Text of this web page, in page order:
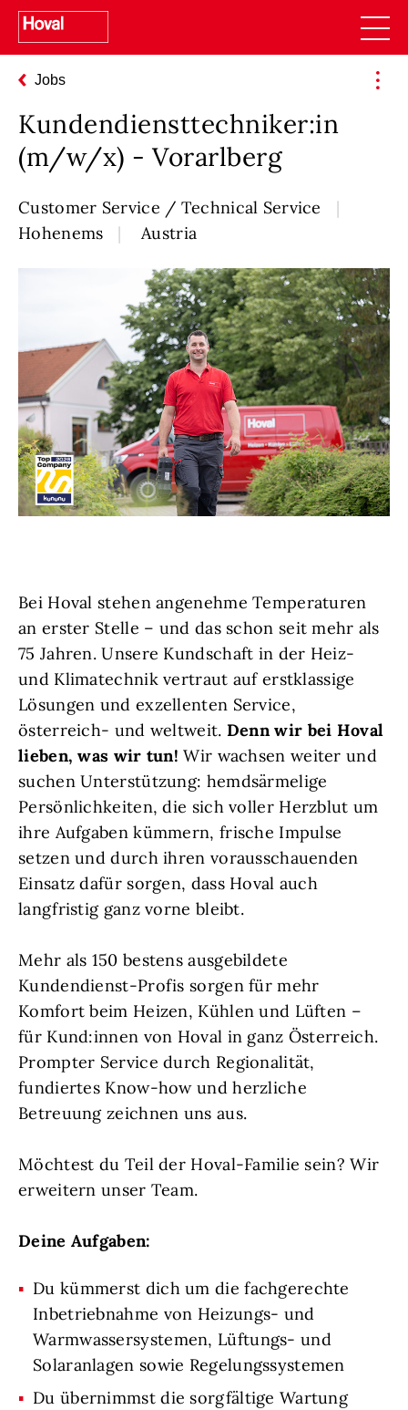
Jobs
Kundendiensttechniker:in
(m/w/x) - Vorarlberg
Customer Service / Technical Service
Hohenems
Austria
Bei Hoval stehen angenehme Temperaturen
an erster Stelle – und das schon seit mehr als
75 Jahren. Unsere Kundschaft in der Heiz-
und Klimatechnik vertraut auf erstklassige
Lösungen und exzellenten Service,
österreich- und weltweit. Denn wir bei Hoval
lieben, was wir tun! Wir wachsen weiter und
suchen Unterstützung: hemdsärmelige
Persönlichkeiten, die sich voller Herzblut um
ihre Aufgaben kümmern, frische Impulse
setzen und durch ihren vorausschauenden
Einsatz dafür sorgen, dass Hoval auch
langfristig ganz vorne bleibt.
Mehr als 150 bestens ausgebildete
Kundendienst-Profis sorgen für mehr
Komfort beim Heizen, Kühlen und Lüften –
für Kund:innen von Hoval in ganz Österreich.
Prompter Service durch Regionalität,
fundiertes Know-how und herzliche
Betreuung zeichnen uns aus.
Möchtest du Teil der Hoval-Familie sein? Wir
erweitern unser Team.
Deine Aufgaben:
Du kümmerst dich um die fachgerechte
Inbetriebnahme von Heizungs- und
Warmwassersystemen, Lüftungs- und
Solaranlagen sowie Regelungssystemen
Du übernimmst die sorgfältige Wartung